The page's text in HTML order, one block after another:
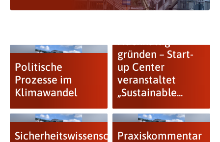
Politische
Prozesse im
Klimawandel
gründen – Start-
up Center
veranstaltet
„Sustainable...
SicherheitswissenschaftlichesPraxiskommentar